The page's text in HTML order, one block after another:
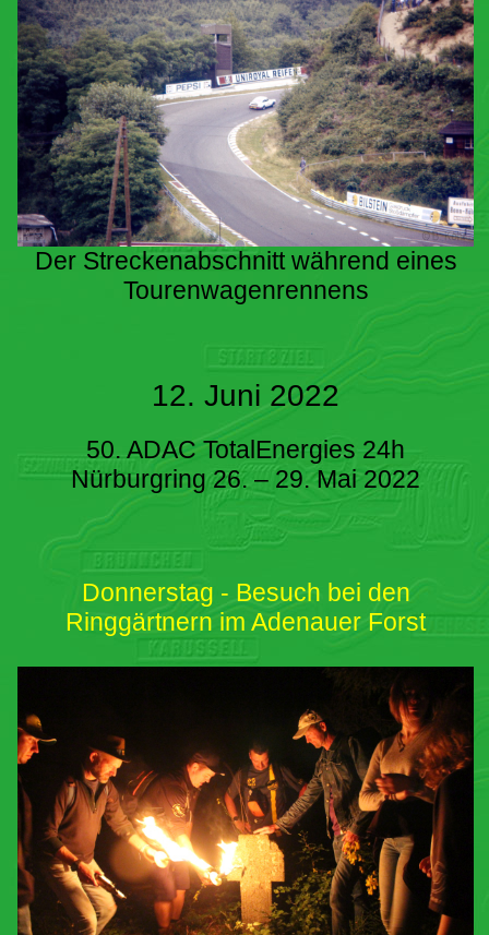
Der Streckenabschnitt während eines
Tourenwagenrennens
12. Juni 2022
50. ADAC TotalEnergies 24h
Nürburgring 26. – 29. Mai 2022
Donnerstag - Besuch bei den
Ringgärtnern im Adenauer Forst